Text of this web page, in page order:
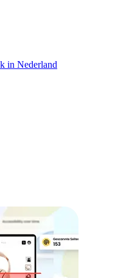
in Nederland